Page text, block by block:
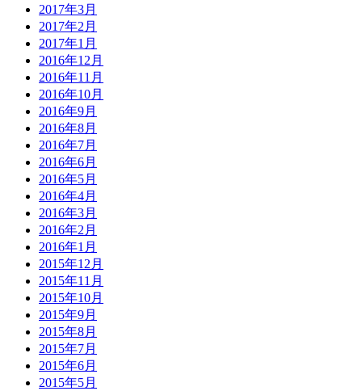
2017年3月
2017年2月
2017年1月
2016年12月
2016年11月
2016年10月
2016年9月
2016年8月
2016年7月
2016年6月
2016年5月
2016年4月
2016年3月
2016年2月
2016年1月
2015年12月
2015年11月
2015年10月
2015年9月
2015年8月
2015年7月
2015年6月
2015年5月